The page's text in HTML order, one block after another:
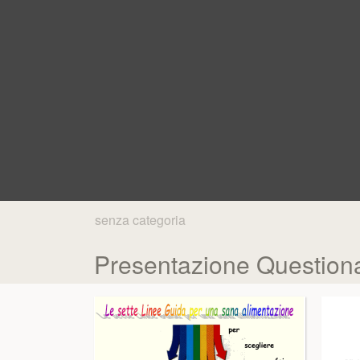
senza categoria
Presentazione